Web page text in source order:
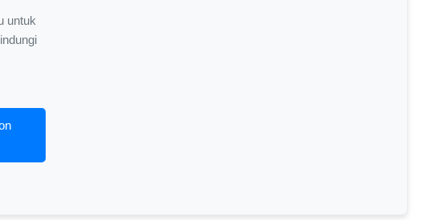
untuk